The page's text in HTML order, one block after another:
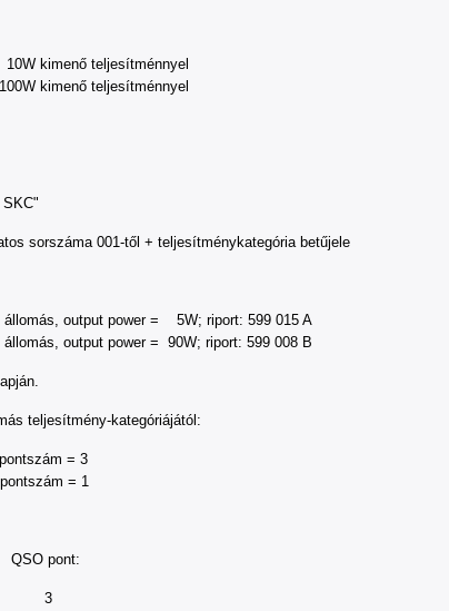
kimenő teljesítménnyel
kimenő teljesítménnyel
SKC"
sorszáma 001-től + teljesítménykategória betűjele
power = 5W; riport: 599 015 A
power = 90W; riport: 599 008 B
teljesítmény-kategóriájától:
= 3
= 1
pont:
3